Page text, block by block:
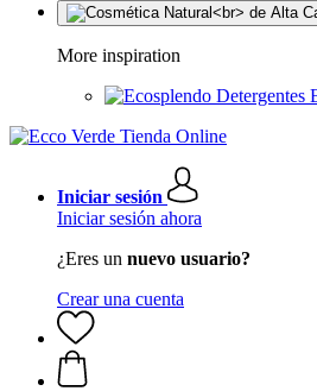
More inspiration
Detergentes
Iniciar sesión
Iniciar sesión ahora
¿Eres un nuevo usuario?
Crear una cuenta